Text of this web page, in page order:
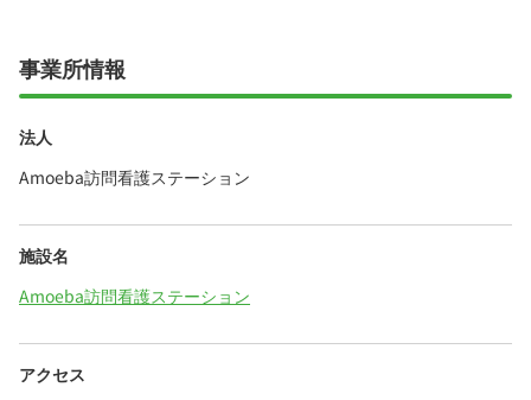
事業所情報
法人
Amoeba訪問看護ステーション
施設名
Amoeba訪問看護ステーション
アクセス